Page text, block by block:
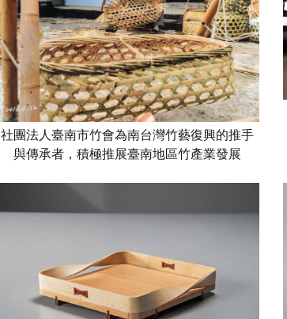
社團法人臺南市竹會為南台灣竹藝復興的推手
與傳承者，積極推展臺南地區竹產業發展